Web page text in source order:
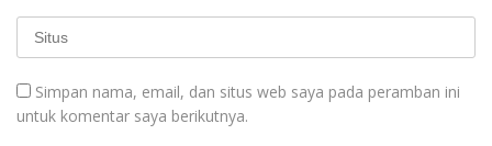
Simpan nama, email, dan situs web saya pada peramban ini
untuk komentar saya berikutnya.